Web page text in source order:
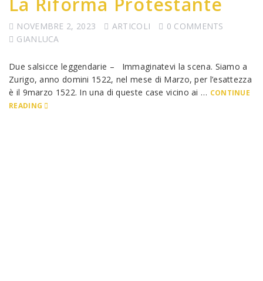
NOVEMBRE 2, 2023 ARTICOLI
0 COMMENTS
GIANLUCA
Due salsicce leggendarie – Immaginatevi la scena. Siamo a
Zurigo, anno domini 1522, nel mese di Marzo, per l’esattezza
è il 9marzo 1522. In una di queste case vicino ai … CONTINUE
READING